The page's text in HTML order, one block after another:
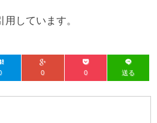
しています。
0 0 送る